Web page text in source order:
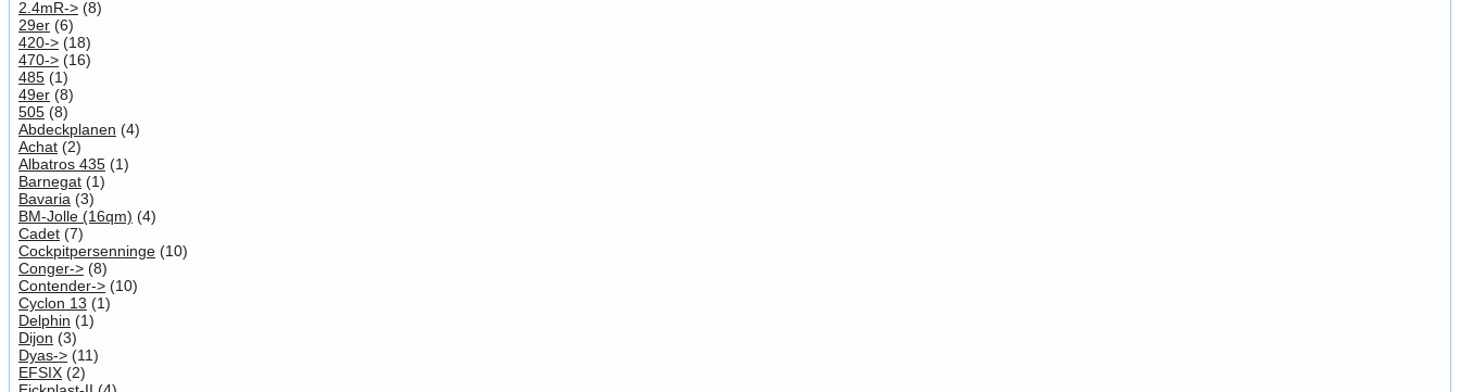
2.4mR-> (8)
29er (6)
420-> (18)
470-> (16)
485 (1)
49er (8)
505 (8)
Abdeckplanen (4)
Achat (2)
Albatros 435 (1)
Barnegat (1)
Bavaria (3)
BM-Jolle (16qm) (4)
Cadet (7)
Cockpitpersenninge (10)
Conger-> (8)
Contender-> (10)
Cyclon 13 (1)
Delphin (1)
Dijon (3)
Dyas-> (11)
EFSIX (2)